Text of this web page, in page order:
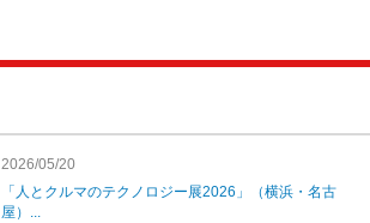
2026/05/20
「人とクルマのテクノロジー展2026」（横浜・名古
屋）...